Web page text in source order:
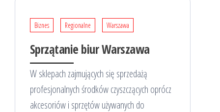
Biznes Regionalne Warszawa
Sprzątanie biur Warszawa
W sklepach zajmujących się sprzedażą
profesjonalnych środków czyszczących oprócz
akcesoriów i sprzętów używanych do